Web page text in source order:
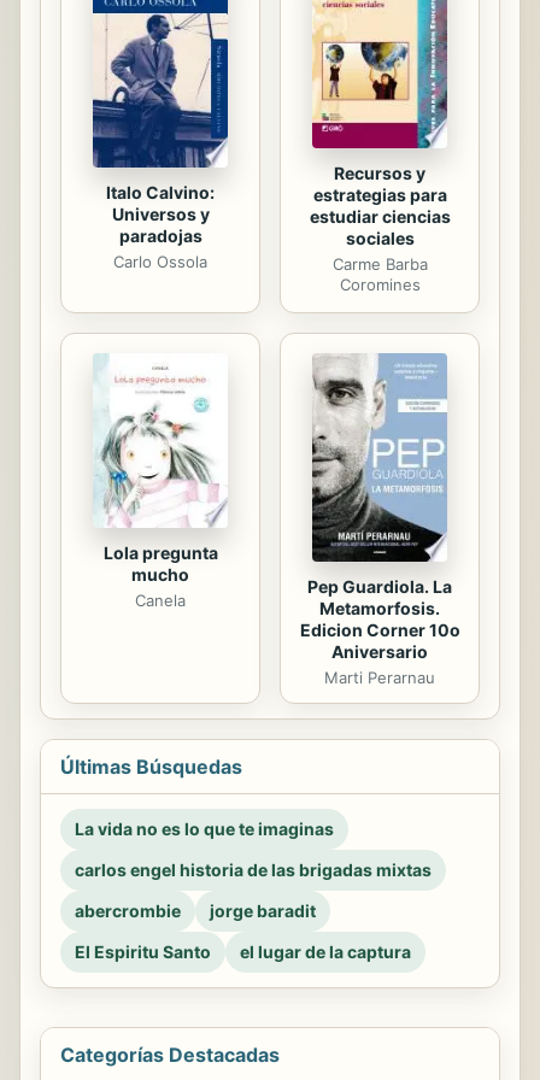
oportunidad es Goku, ¿pero llegará
el protagonista de este manga
shonen a tiempo? Título original:
Dragon Ball Full Color ...
Italo Calvino:
Universos y
paradojas
Carlo Ossola
Recursos y
estrategias para
estudiar ciencias
sociales
Carme Barba
Coromines
Lola pregunta
mucho
Canela
Pep Guardiola. La
Metamorfosis.
Edicion Corner 10o
Aniversario
Marti Perarnau
Últimas Búsquedas
La vida no es lo que te imaginas
carlos engel historia de las brigadas mixtas
abercrombie
jorge baradit
El Espiritu Santo
el lugar de la captura
Categorías Destacadas